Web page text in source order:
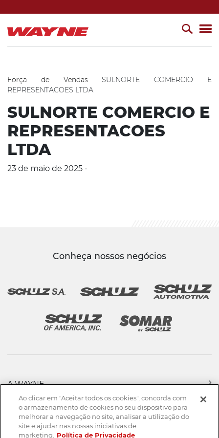
Força de Vendas
SULNORTE COMERCIO E
REPRESENTACOES LTDA
SULNORTE COMERCIO E
REPRESENTACOES
LTDA
23 de maio de 2025 -
Conheça nossos negócios
A WAYNE
PRODUTOS
FORÇA DE VENDAS
ASSISTÊNCIA TÉCNICA
DOWNLOADS
Ao clicar em "Aceitar todos os cookies", concorda com
o armazenamento de cookies no seu dispositivo para
melhorar a navegação no site, analisar a utilização do
site e ajudar nas nossas iniciativas de
marketing.
Política de Privacidade